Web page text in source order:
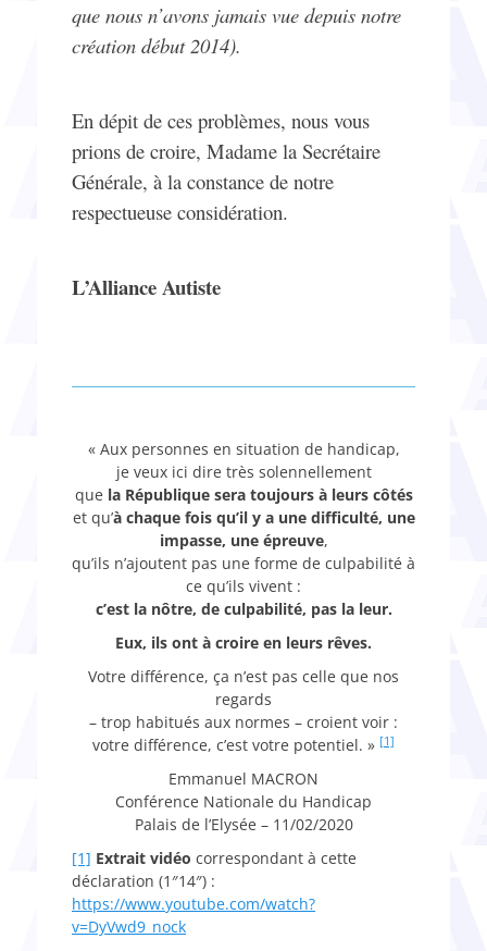
que nous n’avons jamais vue depuis notre
création début 2014).
En dépit de ces problèmes, nous vous
prions de croire, Madame la Secrétaire
Générale, à la constance de notre
respectueuse considération.
L’Alliance Autiste
« Aux personnes en situation de handicap,
je veux ici dire très solennellement
que la République sera toujours à leurs côtés
et qu’à chaque fois qu’il y a une difficulté, une
impasse, une épreuve,
qu’ils n’ajoutent pas une forme de culpabilité à
ce qu’ils vivent :
c’est la nôtre, de culpabilité, pas la leur.
Eux, ils ont à croire en leurs rêves.
Votre différence, ça n’est pas celle que nos
regards
– trop habitués aux normes – croient voir :
votre différence, c’est votre potentiel. » [1]
Emmanuel MACRON
Conférence Nationale du Handicap
Palais de l’Elysée – 11/02/2020
[1] Extrait vidéo correspondant à cette
déclaration (1″14″) :
https://www.youtube.com/watch?
v=DyVwd9_ nock